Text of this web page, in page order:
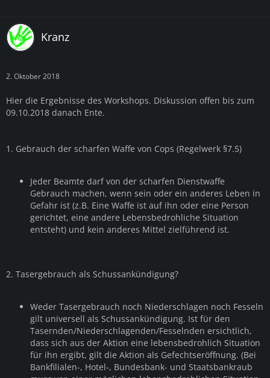
Kranz
2. Oktober 2018
Hier die Ergebnisse des Workshops. Diskussion offen bis zum
09.10.2018 danach Ente.
1. Gebrauch der scharfen Waffe von Cops (Regelwerk §7.5)
Jeder Beamte darf von der scharfen Dienstwaffe
Gebrauch machen, wenn sein oder ein anderes Leben in
Gefahr ist (z.B. Eine Waffe ist auf ihn oder eine Person
gerichtet, eine andere Lebensbedrohliche Situation
entsteht) und kein anderes Mittel zielführend ist.
2. Tasergebrauch als Schussankündigung?
Weder Tasergebrauch noch Niederschlagen noch Fesseln
gilt universell als Schussankündigung. Ist für den
Tasernden/Niederschlagenden/Fesselnden ersichtlich,
dass sich aus der Aktion eine lebensbedrohlich Situation
für ihn ergibt, gilt die Aktion als Gefechtseröffnung. (Bei
Bankfilialen-, Hotel-, Bundesbank- und Staatsbankraub